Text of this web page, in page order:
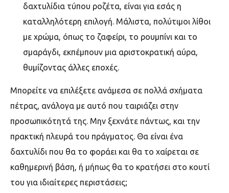
δαχτυλίδια τύπου ροζέτα, είναι για εσάς η
καταλληλότερη επιλογή. Μάλιστα, πολύτιμοι λίθοι
με χρώμα, όπως το ζαφείρι, το ρουμπίνι και το
σμαράγδι, εκπέμπουν μια αριστοκρατική αύρα,
θυμίζοντας άλλες εποχές.
Μπορείτε να επιλέξετε ανάμεσα σε πολλά σχήματα
πέτρας, ανάλογα με αυτό που ταιριάζει στην
προσωπικότητά της. Μην ξεχνάτε πάντως, και την
πρακτική πλευρά του πράγματος. Θα είναι ένα
δαχτυλίδι που θα το φοράει και θα το χαίρεται σε
καθημερινή βάση, ή μήπως θα το κρατήσει στο κουτί
του για ιδιαίτερες περιστάσεις;